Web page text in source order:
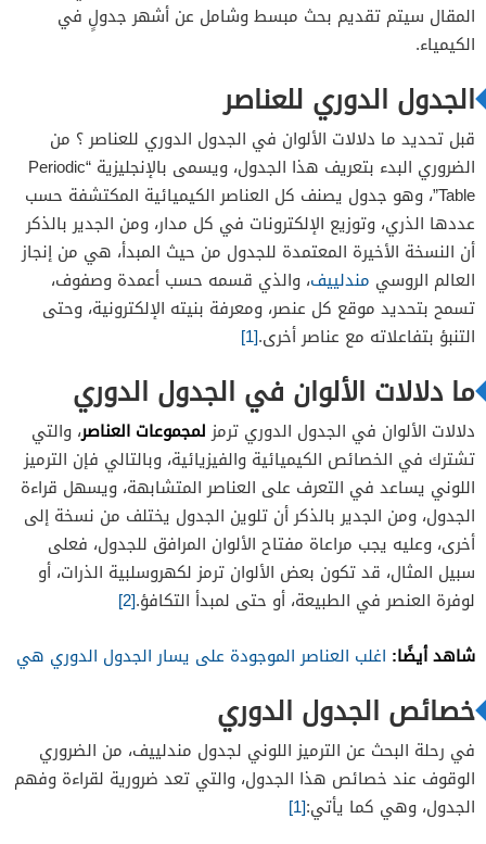
المقال سيتم تقديم بحث مبسط وشامل عن أشهر جدولٍ في
الكيمياء.
الجدول الدوري للعناصر
قبل تحديد ما دلالات الألوان في الجدول الدوري للعناصر ؟ من
الضروري البدء بتعريف هذا الجدول، ويسمى بالإنجليزية “Periodic
Table”، وهو جدول يصنف كل العناصر الكيميائية المكتشفة حسب
عددها الذري، وتوزيع الإلكترونات في كل مدار، ومن الجدير بالذكر
أن النسخة الأخيرة المعتمدة للجدول من حيث المبدأ، هي من إنجاز
العالم الروسي مندلييف، والذي قسمه حسب أعمدة وصفوف،
تسمح بتحديد موقع كل عنصر، ومعرفة بنيته الإلكترونية، وحتى
التنبؤ بتفاعلاته مع عناصر أخرى.[1]
ما دلالات الألوان في الجدول الدوري
دلالات الألوان في الجدول الدوري ترمزلمجموعات العناصر، والتي
تشترك في الخصائص الكيميائية والفيزيائية، وبالتالي فإن الترميز
اللوني يساعد في التعرف على العناصر المتشابهة، ويسهل قراءة
الجدول، ومن الجدير بالذكر أن تلوين الجدول يختلف من نسخة إلى
أخرى، وعليه يجب مراعاة مفتاح الألوان المرافق للجدول، فعلى
سبيل المثال، قد تكون بعض الألوان ترمز لكهروسلبية الذرات، أو
لوفرة العنصر في الطبيعة، أو حتى لمبدأ التكافؤ.[2]
شاهد أيضًا: اغلب العناصر الموجودة على يسار الجدول الدوري هي
خصائص الجدول الدوري
في رحلة البحث عن الترميز اللوني لجدول مندلييف، من الضروري
الوقوف عند خصائص هذا الجدول، والتي تعد ضرورية لقراءة وفهم
الجدول، وهي كما يأتي:[1]